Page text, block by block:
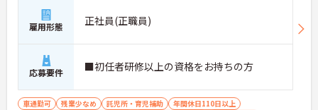
雇用形態 正社員(正職員)
応募要件 ■初任者研修以上の資格をお持ちの方
車通勤可 残業少なめ 託児所・育児補助
年間休日110日以上